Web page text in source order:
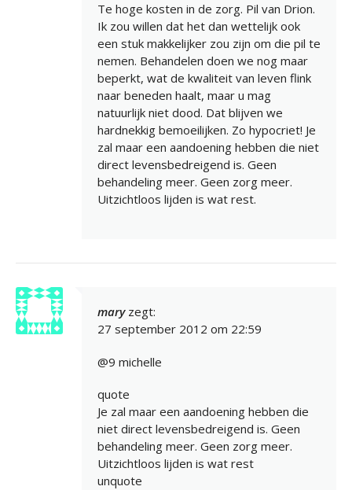
Te hoge kosten in de zorg. Pil van Drion.
Ik zou willen dat het dan wettelijk ook
een stuk makkelijker zou zijn om die pil te
nemen. Behandelen doen we nog maar
beperkt, wat de kwaliteit van leven flink
naar beneden haalt, maar u mag
natuurlijk niet dood. Dat blijven we
hardnekkig bemoeilijken. Zo hypocriet! Je
zal maar een aandoening hebben die niet
direct levensbedreigend is. Geen
behandeling meer. Geen zorg meer.
Uitzichtloos lijden is wat rest.
mary zegt:
27 september 2012 om 22:59
@9 michelle
quote
Je zal maar een aandoening hebben die
niet direct levensbedreigend is. Geen
behandeling meer. Geen zorg meer.
Uitzichtloos lijden is wat rest
unquote